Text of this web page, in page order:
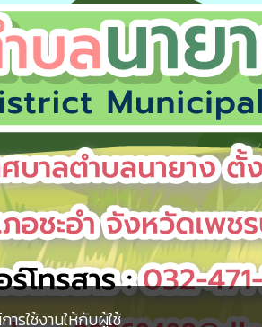
ไม่พบข้อมูล
บเคลื่อนจริยธรรม
กลับด้านบน
รใช้งานให้กับผู้ใช้